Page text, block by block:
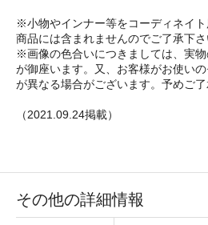
※小物やインナー等をコーディネイ
商品には含まれませんのでご了承下さ
※画像の色合いにつきましては、実
が御座います。又、お客様がお使い
が異なる場合がございます。予めご了
（2021.09.24掲載）
その他の詳細情報